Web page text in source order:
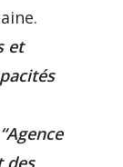
et
des